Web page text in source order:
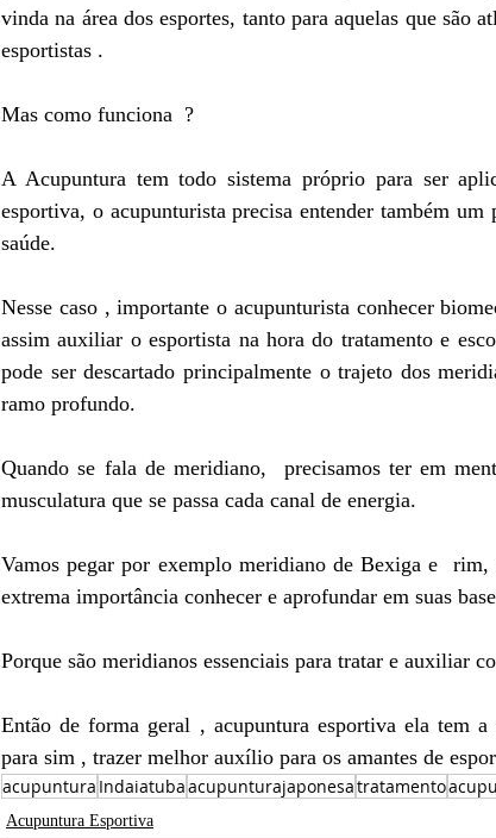
vinda na área dos esportes, tanto para aquelas que são
esportistas .
Mas como funciona  ?
A Acupuntura tem todo sistema próprio para ser
esportiva, o acupunturista precisa entender também
saúde.
Nesse caso , importante o acupunturista conhecer
assim auxiliar o esportista na hora do tratamento e
pode ser descartado principalmente o trajeto dos
ramo profundo.
Quando se fala de meridiano,  precisamos ter em
musculatura que se passa cada canal de energia.
Vamos pegar por exemplo meridiano de Bexiga e  rim,
extrema importância conhecer e aprofundar em suas
Porque são meridianos essenciais para tratar e auxiliar
Então de forma geral , acupuntura esportiva ela tem
para sim , trazer melhor auxílio para os amantes de
acupuntura Indaiatubaacupunturajaponesatratamento
Acupuntura Esportiva